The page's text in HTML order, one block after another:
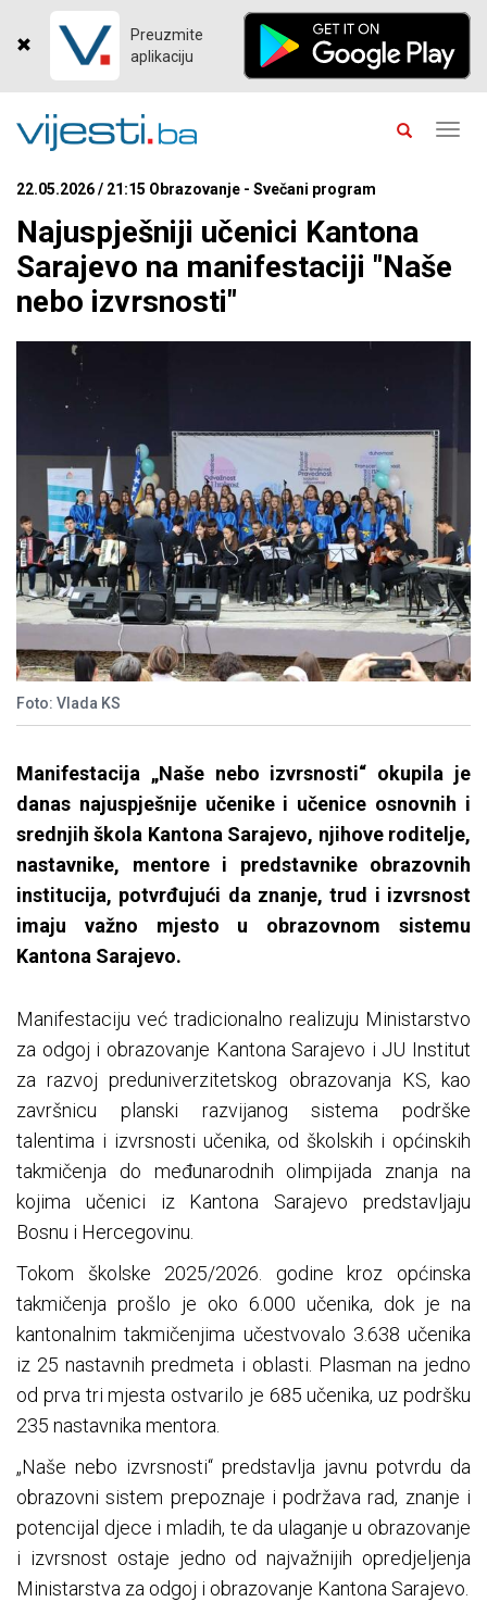
Preuzmite
aplikaciju
22.05.2026 / 21:15 Obrazovanje - Svečani program
Najuspješniji učenici Kantona
Sarajevo na manifestaciji "Naše
nebo izvrsnosti"
Foto: Vlada KS
Manifestacija „Naše nebo izvrsnosti“ okupila je
danas najuspješnije učenike i učenice osnovnih i
srednjih škola Kantona Sarajevo, njihove roditelje,
nastavnike, mentore i predstavnike obrazovnih
institucija, potvrđujući da znanje, trud i izvrsnost
imaju važno mjesto u obrazovnom sistemu
Kantona Sarajevo.
Manifestaciju već tradicionalno realizuju Ministarstvo
za odgoj i obrazovanje Kantona Sarajevo i JU Institut
za razvoj preduniverzitetskog obrazovanja KS, kao
završnicu planski razvijanog sistema podrške
talentima i izvrsnosti učenika, od školskih i općinskih
takmičenja do međunarodnih olimpijada znanja na
kojima učenici iz Kantona Sarajevo predstavljaju
Bosnu i Hercegovinu.
Tokom školske 2025/2026. godine kroz općinska
takmičenja prošlo je oko 6.000 učenika, dok je na
kantonalnim takmičenjima učestvovalo 3.638 učenika
iz 25 nastavnih predmeta i oblasti. Plasman na jedno
od prva tri mjesta ostvarilo je 685 učenika, uz podršku
235 nastavnika mentora.
„Naše nebo izvrsnosti“ predstavlja javnu potvrdu da
obrazovni sistem prepoznaje i podržava rad, znanje i
potencijal djece i mladih, te da ulaganje u obrazovanje
i izvrsnost ostaje jedno od najvažnijih opredjeljenja
Ministarstva za odgoj i obrazovanje Kantona Sarajevo.